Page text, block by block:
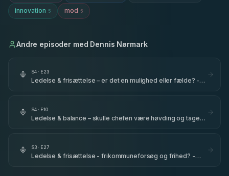
innovation 5 mod 5
Andre episoder med Dennis Nørmark
S4 · E23
Ledelse & frisættelse – er det en mulighed eller fælde? -
S4 · E10
Ledelse & balance – skulle chefen være høvding og tage
S3 · E27
Ledelse & frisættelse - frikommuneforsøg og frihed? -